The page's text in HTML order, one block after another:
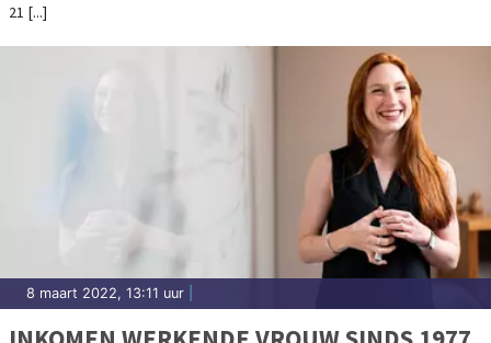
21 [...]
8 maart 2022, 13:11 uur